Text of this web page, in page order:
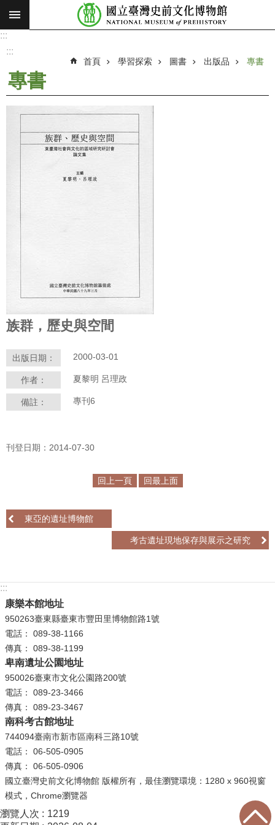
跳到主要內容區塊
搜
願
景
習
探
認
我
們
民
性
別
區
友
善
措
施
服
務
服
務
信
箱
網
站
覽
:::
:::
首頁 學習探索 圖書 出版品 專書
專書
族群，歷史與空間
出版日期： 2000-03-01
作者： 夏黎明 呂理政
備註： 專刊6
刊登日期：2014-07-30
回上一頁 回最上面
東亞的遺址博物館
考古遺址現地保存與展示之研究
:::
康樂本館地址
950263臺東縣臺東市豐田里博物館路1號
電話： 089-38-1166
傳真： 089-38-1199
卑南遺址公園地址
950026臺東市文化公園路200號
電話： 089-23-3466
傳真： 089-23-3467
南科考古館地址
744094臺南市新市區南科三路10號
電話： 06-505-0905
傳真： 06-505-0906
國立臺灣史前文化博物館 版權所有，最佳瀏覽環境：1280 x 960視窗
模式，Chrome瀏覽器
瀏覽人次
1219